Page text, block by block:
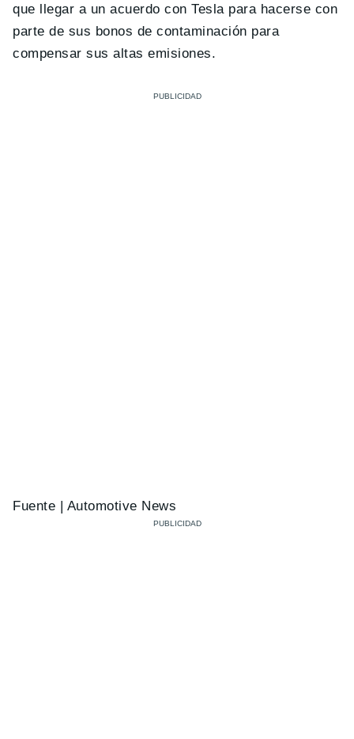
que llegar a un acuerdo con Tesla para hacerse con
parte de sus bonos de contaminación para
compensar sus altas emisiones.
Fuente | Automotive News